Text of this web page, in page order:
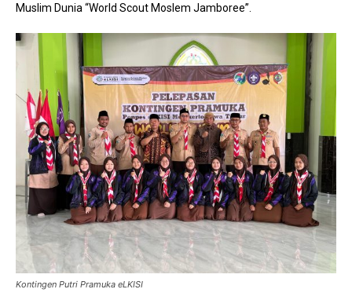
Muslim Dunia “World Scout Moslem Jamboree”.
Kontingen Putri Pramuka eLKISI